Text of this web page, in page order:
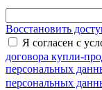
Восстановить
Я согласен с
договора
персональных
персональных